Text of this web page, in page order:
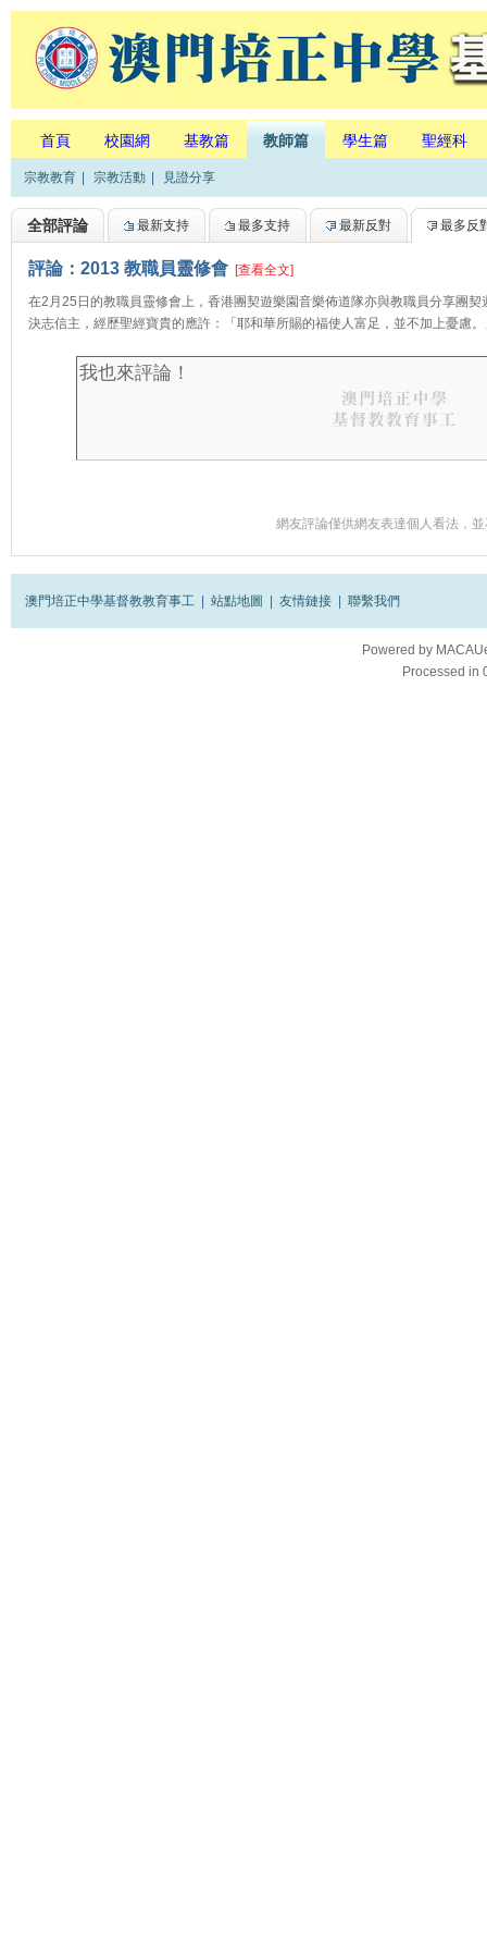
首頁 校園網 基教篇 教師篇 學生篇 聖經科
宗教教育 宗教活動 見證分享
全部評論 最新支持 最多支持 最新反對 最多反
評論：2013 教職員靈修會 [查看全文]
在2月25日的教職員靈修會上，香港團契遊樂園音樂佈道隊亦與教職員分享團
決志信主，經歷聖經寶貴的應許：「耶和華所賜的福使人富足，並不加上憂慮
網友評論僅供網友表達個人看法，
澳門培正中學基督教教育事工 站點地圖 友情鏈接 聯繫我們
Powered by
Processed in